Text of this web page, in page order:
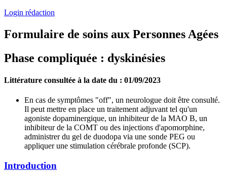
Login rédaction
Formulaire de soins aux Personnes Agées
Phase compliquée : dyskinésies
Littérature consultée à la date du : 01/09/2023
En cas de symptômes "off", un neurologue doit être consulté.
Il peut mettre en place un traitement adjuvant tel qu'un
agoniste dopaminergique, un inhibiteur de la MAO B, un
inhibiteur de la COMT ou des injections d'apomorphine,
administrer du gel de duodopa via une sonde PEG ou
appliquer une stimulation cérébrale profonde (SCP).
Introduction